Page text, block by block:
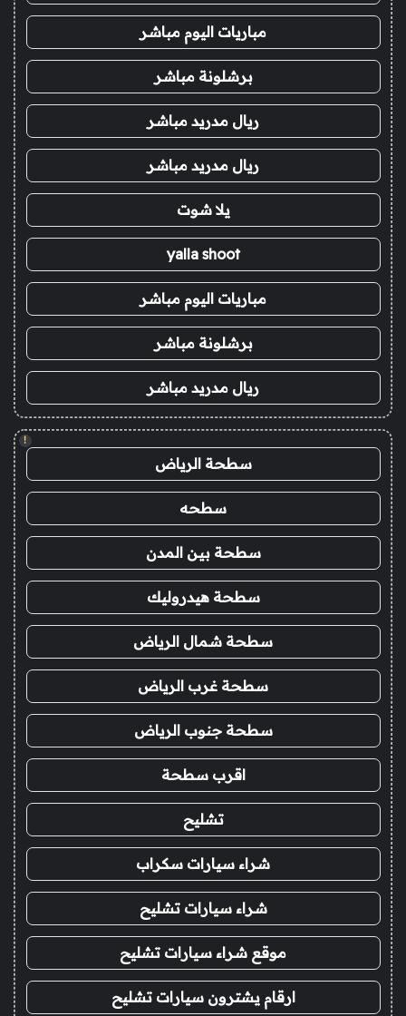
مباريات اليوم مباشر
برشلونة مباشر
ريال مدريد مباشر
ريال مدريد مباشر
يلا شوت
yalla shoot
مباريات اليوم مباشر
برشلونة مباشر
ريال مدريد مباشر
!
سطحة الرياض
سطحه
سطحة بين المدن
سطحة هيدروليك
سطحة شمال الرياض
سطحة غرب الرياض
سطحة جنوب الرياض
اقرب سطحة
تشليح
شراء سيارات سكراب
شراء سيارات تشليح
موقع شراء سيارات تشليح
ارقام يشترون سيارات تشليح